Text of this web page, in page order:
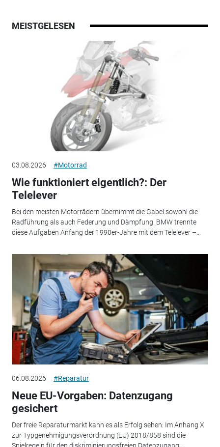
MEISTGELESEN
03.08.2026 #Motorrad
Wie funktioniert eigentlich?: Der
Telelever
Bei den meisten Motorrädern übernimmt die Gabel sowohl die
Radführung als auch Federung und Dämpfung. BMW trennte
diese Aufgaben Anfang der 1990er-Jahre mit dem Telelever –...
06.08.2026 #Reparatur
Neue EU-Vorgaben: Datenzugang
gesichert
Der freie Reparaturmarkt kann es als Erfolg sehen: Im Anhang X
zur Typgenehmigungsverordnung (EU) 2018/858 sind die